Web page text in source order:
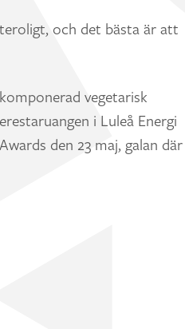
och det bästa är att
vegetarisk
i Luleå Energi
den 23 maj, galan där